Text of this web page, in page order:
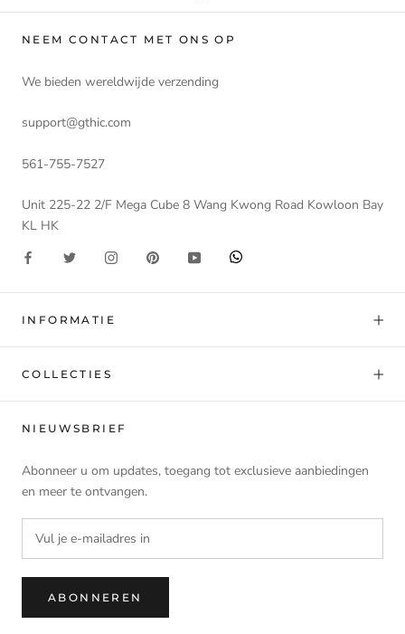
NEEM CONTACT MET ONS OP
We bieden wereldwijde verzending
support@gthic.com
561-755-7527
Unit 225-22 2/F Mega Cube 8 Wang Kwong Road Kowloon Bay
KL HK
INFORMATIE
COLLECTIES
NIEUWSBRIEF
Abonneer u om updates, toegang tot exclusieve aanbiedingen
en meer te ontvangen.
ABONNEREN